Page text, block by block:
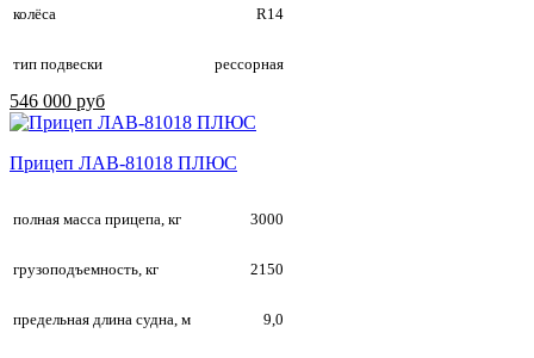
колёса R14
тип подвески рессорная
546 000 руб
Прицеп ЛАВ-81018 ПЛЮС
полная масса прицепа, кг 3000
грузоподъемность, кг 2150
предельная длина судна, м 9,0